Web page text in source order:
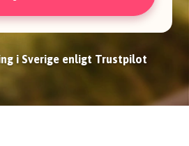
i Sverige enligt Trustpilot